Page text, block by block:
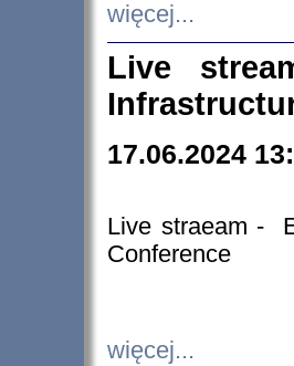
więcej...
Live
17.06.2024
Live straeam -
Conference
więcej...